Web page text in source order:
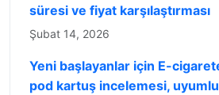
süresi ve fiyat karşılaştırması
Şubat 14, 2026
Yeni başlayanlar için E-
pod kartuş incelemesi,